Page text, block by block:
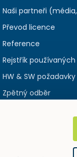
Naši partneři (média,
Převod licence
Reference
Rejstřík
HW & SW
Zpětný odběr